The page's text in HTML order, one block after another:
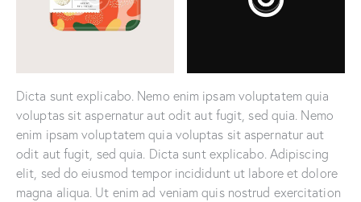
Dicta sunt explicabo. Nemo enim ipsam voluptatem quia
voluptas sit aspernatur aut odit aut fugit, sed quia. Nemo
enim ipsam voluptatem quia voluptas sit aspernatur aut
odit aut fugit, sed quia. Dicta sunt explicabo. Adipiscing
elit, sed do eiusmod tempor incididunt ut labore et dolore
magna aliqua. Ut enim ad veniam quis nostrud exercitation